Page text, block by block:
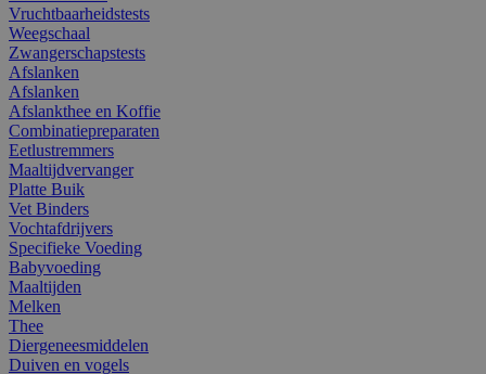
Vruchtbaarheidstests
Weegschaal
Zwangerschapstests
Afslanken
Afslanken
Afslankthee en Koffie
Combinatiepreparaten
Eetlustremmers
Maaltijdvervanger
Platte Buik
Vet Binders
Vochtafdrijvers
Specifieke Voeding
Babyvoeding
Maaltijden
Melken
Thee
Diergeneesmiddelen
Duiven en vogels